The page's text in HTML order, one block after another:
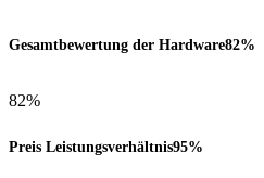
Gesamtbewertung der Hardware82%
82%
Preis Leistungsverhältnis95%